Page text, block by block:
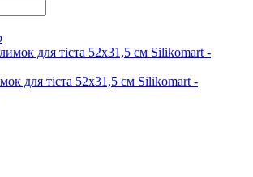
для тіста 52x31,5 см Silikomart -